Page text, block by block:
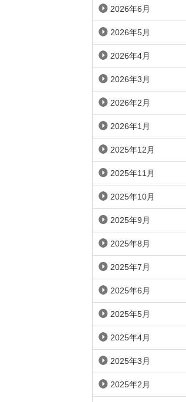
2026年6月
2026年5月
2026年4月
2026年3月
2026年2月
2026年1月
2025年12月
2025年11月
2025年10月
2025年9月
2025年8月
2025年7月
2025年6月
2025年5月
2025年4月
2025年3月
2025年2月